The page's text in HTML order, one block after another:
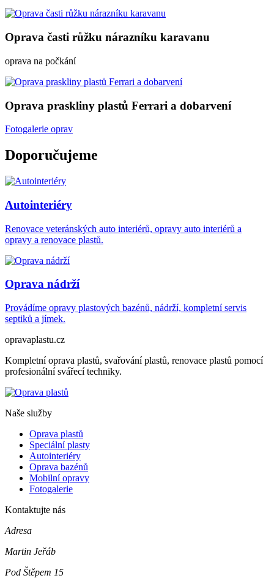
Oprava časti růžku nárazníku karavanu
oprava na počkání
Oprava praskliny plastů Ferrari a dobarvení
Fotogalerie oprav
Doporučujeme
Autointeriéry
Renovace veteránských auto interiérů, opravy auto interiérů a
opravy a renovace plastů.
Oprava nádrží
Provádíme opravy plastových bazénů, nádrží, kompletní servis
septiků a jímek.
opravaplastu.cz
Kompletní oprava plastů, svařování plastů, renovace plastů pomocí
profesionální svářecí techniky.
Naše služby
Oprava plastů
Speciální plasty
Autointeriéry
Oprava bazénů
Mobilní opravy
Fotogalerie
Kontaktujte nás
Adresa
Martin Jeřáb
Pod Štěpem 15